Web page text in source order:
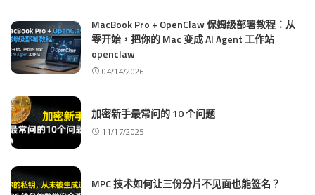
MacBook Pro + OpenClaw 保姆级部署教程：从
零开始，把你的 Mac 变成 AI Agent 工作站
openclaw
04/14/2026
加密新手最常问的 10 个问题
11/17/2025
MPC 技术如何让三份分片不见面也能签名？